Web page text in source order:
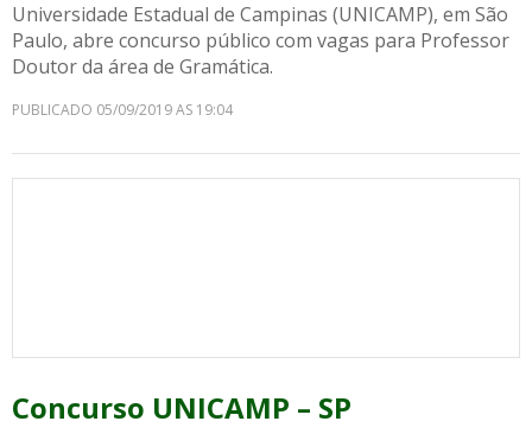
Universidade Estadual de Campinas (UNICAMP), em São
Paulo, abre concurso público com vagas para Professor
Doutor da área de Gramática.
PUBLICADO 05/09/2019 AS 19:04
Concurso UNICAMP – SP